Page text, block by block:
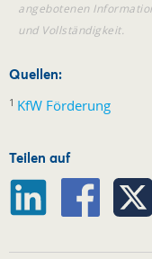
angebotenen
und Vollständigkeit.
Quellen:
1 KfW Förderung
Teilen auf